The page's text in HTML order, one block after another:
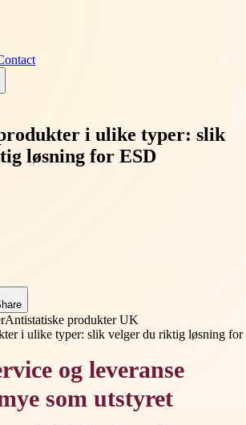
i ulike typer: slik
løsning for ESD
Antistatiske produkter UK
og leveranse
som utstyret